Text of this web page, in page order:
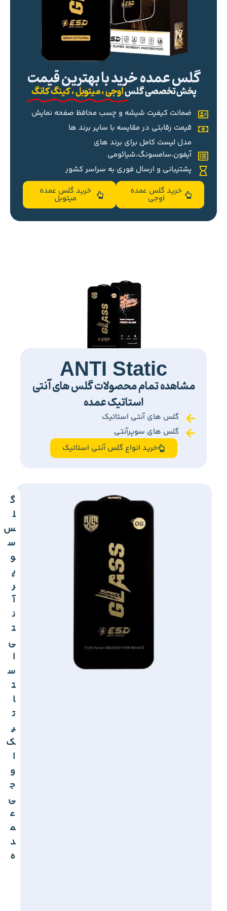
گلس عمده خرید با بهترین قیمت
پخش تخصصی گلساوجی ، میتوبل ، کینگ کانگ
ضمانت کیفیت شیشه و چسب محافظ صفحه نمایش
قیمت رقابتی در مقایسه با سایر برند ها
مدل لیست کامل برای برند های
آیفون،سامسونگ،شیائومی
پشتیبانی و ارسال فوری به سراسر کشور
خرید گلس عمده
اوجی
خرید گلس عمده
میتوبل
ANTI Static
مشاهده تمام محصولات گلس های آنتی
استاتیک عمده
گلس های آنتی استاتیک
گلس های سوپرآنتی
خرید انواع گلس آنتی استاتیک
گ
ل
س
س
و
پ
ر
آ
ن
ت
ی
ا
س
ت
ا
ت
ی
ک
ا
و
ج
ی
ع
م
د
ه